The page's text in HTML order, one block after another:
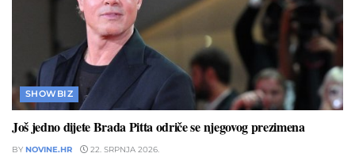
SHOWBIZ
Još jedno dijete Brada Pitta odriče se njegovog prezimena
BY NOVINE.HR 22. SRPNJA 2026.